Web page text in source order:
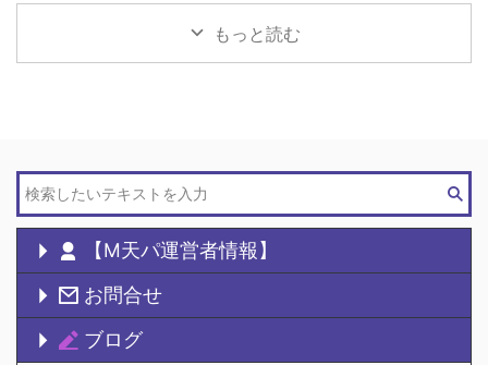
もっと読む
【M天パ運営者情報】
お問合せ
ブログ